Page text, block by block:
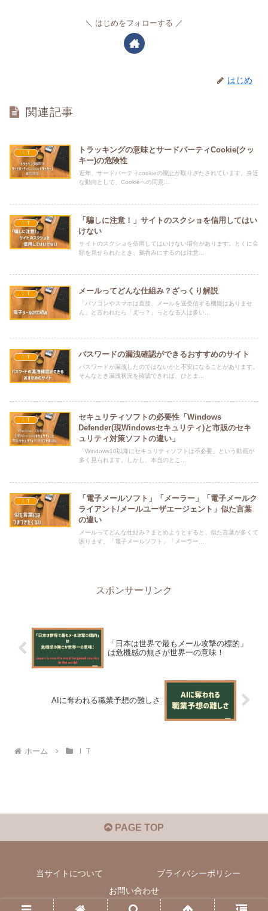
はじめをフォローする
はじめ
関連記事
ＩＴ
トラッキングの意味とサードパーティCookie(クッ
キー)の危険性
近年、サードパーティcookieの廃止が取りざたされています。身近
な動向として、Cookieへの同意...
ＩＴ
「騙しに注意！」サイトのスクショを信用してはい
けない
サイトのスクショを信用してはいけない場合があります。とくに金
額を見せられたとき、鵜呑みにするのは注意...
ＩＴ メールってどんな仕組み？ざっくり解説
「パソコンやスマホは直接、メールを送受信する機能はありませ
ん」と言われたら「えっ？」っとなる人は多い...
ＩＴ パスワードの漏洩確認ができるおすすめのサイト
パスワードが漏洩したのではないかと不安になることがあります。
そんなとき漏洩状況を確認できれば、ひとま...
ＩＴ
セキュリティソフトの必要性「Windows
Defender(現Windowsセキュリティ)と市販のセキ
ュリティ対策ソフトの違い」
「Windows10以降にセキュリティソフトは不必要」という動画が
多く見られます。しかし、本当のとこ...
ＩＴ
「電子メールソフト」「メーラー」「電子メールク
ライアント/メールユーザエージェント」似た言葉
の違い
メールってどんな仕組み？まとめようとすると、似た言葉が多くて
困ります。「電子メールソフト」「メーラー...
スポンサーリンク
「日本は世界で最もメール攻撃の標的」
は危機感の無さが世界一の意味！
AIに奪われる職業予想の難しさ
ホーム ＩＴ
PAGE TOP
当サイトについて
プライバシーポリシー
お問い合わせ